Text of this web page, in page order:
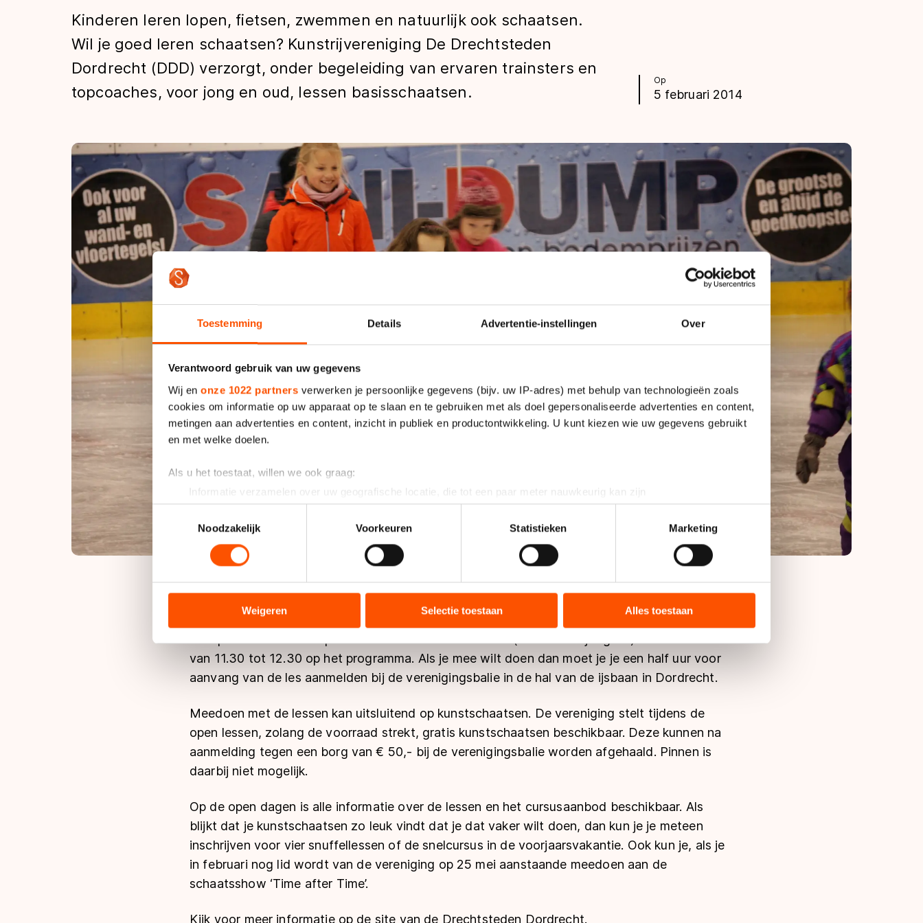
Toestemming Details Advertentie-instellingen Over
Verantwoord gebruik van uw gegevens
Wij en onze 1022 partners verwerken je persoonlijke gegevens (bijv. uw IP-adres) met behulp van technologieën zoals
cookies om informatie op uw apparaat op te slaan en te gebruiken met als doel gepersonaliseerde advertenties en content,
metingen aan advertenties en content, inzicht in publiek en productontwikkeling. U kunt kiezen wie uw gegevens gebruikt
en met welke doelen.
Als u het toestaat, willen we ook graag:
Informatie verzamelen over uw geografische locatie, die tot een paar meter nauwkeurig kan zijn
Uw apparaat identificeren door het actief te scannen op specifieke eigenschappen (fingerprinting)
Lees meer over hoe uw persoonlijke gegevens worden verwerkt en stel uw voorkeuren in het
detailgedeeltein. U kunt uw
toestemming op elk moment wijzigen of intrekken in de Cookieverklaring.
analyseren. We delen informatie over uw gebruik van onze site met onze partners voor social media, advertenties en
analyse. Zij kunnen deze combineren met andere gegevens die u aan hen heeft verstrekt of die zij hebben verzameld via
hun services. Sommige partners kunnen gegevens doorgeven aan landen buiten de EU, zoals de VS, waar mogelijk geen
adequaat beschermingsniveau geldt volgens de GDPR. Door op ‘Toestaan’ te klikken, stemt u in met deze overdracht.
Meer informatie vindt u in onscookiebeleid.
Noodzakelijk
Voorkeuren Statistieken Marketing
Weigeren Selectie toestaan Alles toestaan
Tijden & historie
De weg op
Olympische Spelen
Op
5 februari 2014
Kinderen leren lopen, fietsen, zwemmen en natuurlijk ook schaatsen.
Wil je goed leren schaatsen? Kunstrijvereniging De Drechtsteden
Dordrecht (DDD) verzorgt, onder begeleiding van ervaren trainsters en
topcoaches, voor jong en oud, lessen basisschaatsen.
De open lessen staan op 5 februari van 15.15 voor 17.15 (alleen voor jongens) en 8 februari
van 11.30 tot 12.30 op het programma. Als je mee wilt doen dan moet je je een half uur voor
aanvang van de les aanmelden bij de verenigingsbalie in de hal van de ijsbaan in Dordrecht.
Meedoen met de lessen kan uitsluitend op kunstschaatsen. De vereniging stelt tijdens de
open lessen, zolang de voorraad strekt, gratis kunstschaatsen beschikbaar. Deze kunnen na
aanmelding tegen een borg van € 50,- bij de verenigingsbalie worden afgehaald. Pinnen is
daarbij niet mogelijk.
Op de open dagen is alle informatie over de lessen en het cursusaanbod beschikbaar. Als
blijkt dat je kunstschaatsen zo leuk vindt dat je dat vaker wilt doen, dan kun je je meteen
inschrijven voor vier snuffellessen of de snelcursus in de voorjaarsvakantie. Ook kun je, als je
in februari nog lid wordt van de vereniging op 25 mei aanstaande meedoen aan de
schaatsshow ‘Time after Time’.
Kijk voor meer informatie op de site van de Drechtsteden Dordrecht.